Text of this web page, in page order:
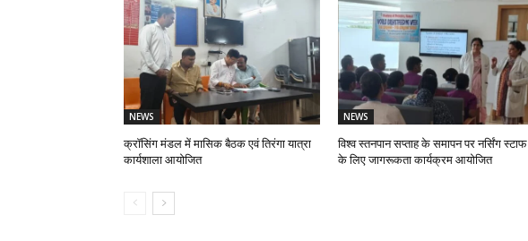
NEWS
क्रॉसिंग मंडल में मासिक बैठक एवं तिरंगा यात्रा
कार्यशाला आयोजित
NEWS
विश्व स्तनपान सप्ताह के समापन पर नर्सिंग स्टाफ
के लिए जागरूकता कार्यक्रम आयोजित